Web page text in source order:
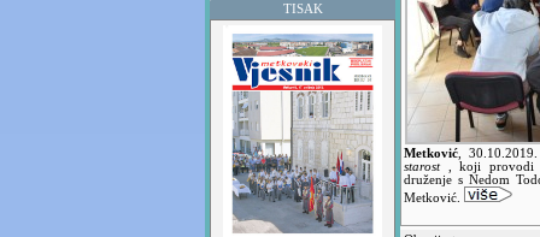
TISAK
Metković ,
starost
, koji provodi
druženje s Nedom
Metković.